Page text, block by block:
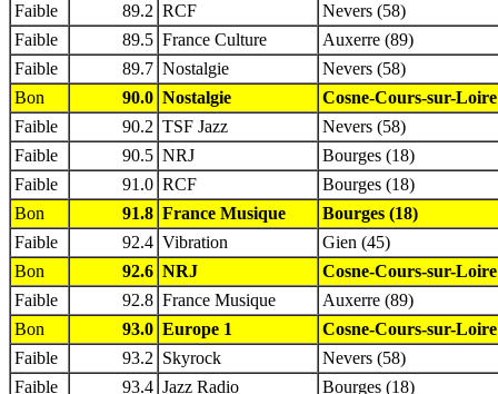
Faible
89.2 RCF
Nevers (58)
Faible
89.5 France Culture
Auxerre (89)
Faible
89.7 Nostalgie
Nevers (58)
Bon
90.0 Nostalgie
Cosne-Cours-sur-
Faible
90.2 TSF Jazz
Nevers (58)
Faible
90.5 NRJ
Bourges (18)
Faible
91.0 RCF
Bourges (18)
Bon
91.8 France Musique
Bourges (18)
Faible
92.4 Vibration
Gien (45)
Bon
92.6 NRJ
Cosne-Cours-sur-
Faible
92.8 France Musique
Auxerre (89)
Bon
93.0 Europe 1
Cosne-Cours-sur-
Faible
93.2 Skyrock
Nevers (58)
Faible
93.4 Jazz Radio
Bourges (18)